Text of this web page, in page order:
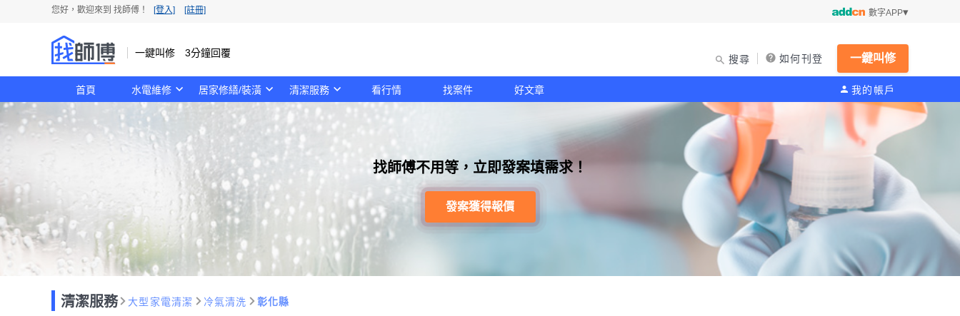
您好，歡迎來到 找師傅！ [登入] [註冊] 數字APP
一鍵叫修 3分鐘回覆
搜尋 如何刊登 一鍵叫修
首頁 水電維修 居家修繕/裝潢 清潔服務 看行情 找案件 好文章 我的帳戶
找師傅不用等，立即發案填需求！
發案獲得報價
清潔服務 大型家電清潔 冷氣清洗 彰化縣